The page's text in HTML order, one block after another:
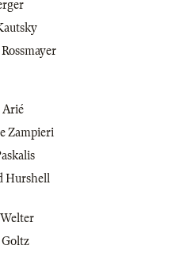
Arié
Zampieri
Hurshell